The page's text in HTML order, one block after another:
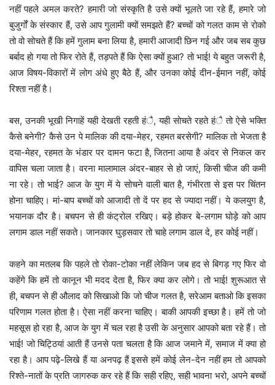
नहीं पहले अमल करते? हमारी जो संस्कृति है उसे क्यों भूलते जा रहे हैं, हमारे जो
बुजुर्गों के संस्कार हैं, उसे आप गुलामी क्यों समझते हैं? बच्चों को गलत काम से रोको
तो वो सोचते हैं कि हमें गुलाम बना लिया है, हमारी आजादी छिन गई और जब सब कुछ
बर्बाद हो गया तो फिर रोते हैं, तड़पते हैं कि ऐसा क्यों हुआ? तो भाई! ये बहुत जरूरी है,
आज विषय-विकारों में लोग अंधे हुए बैठे हैं, और उनका कोई दीन-ईमान नहीं, कोई
रिश्ता नहीं है।
बस, उनकी भूखी निगाहें यही देखती रहती हंै, यही सोचते रहते हंै तो ऐसे भक्ति
कैसे बनेगी? कैसे उन पे मालिक की दया-मेहर, रहमत बरसेगी? मालिक तो भेजता है
दया-मेहर, रहमत के भंडार पर दामन फटा है, जितना आया है अंदर से निकल कर
वापिस चला जाता है। वरना मालामाल अंदर-बाहर से हो जाएं, किसी चीज की कमी
ना रहे। तो भाई? आज के युग में ये सोचने वाली बात है, गंभीरता से इस पर चिंतन
होना चाहिए। मां-बाप बच्चों को आजादी तो दें पर हद से ज्यादा नहीं। ये कलयुग है,
भयानक दौर है। बचपन से ही कंट्रोल रखिए। बड़े होकर बे-लगाम घोड़े को आप
लगाम डाल नहीं सकते। जानकार घुड़सवार तो चाहे लगाम डाल दे, हर कोई नहीं।
कहने का मतलब कि पहले तो रोका-टोका नहीं लेकिन जब हद से बिगड़ गए फिर वो
कहेंगे कि हमें तो कानून भी मदद देता है, फिर क्या कर लोगे। तो भाई! शुरूआत से
ही, बचपन से ही औलाद को सिखाओ कि जो चीज गलत है, सरेआम बताओ कि इसका
परिणाम गलत होता है। ऐसा नहीं करना चाहिए। बाकी आपकी इच्छा है। हमें तो जो
महसूस हो रहा है, आज के युग में चल रहा है उसी के अनुसार आपको बता रहे हैं। तो
भाई! जो चिट्ठियां आती हैं उनसे पता चलता है कि आज जमाने में, समाज में क्या हो
रहा है। आप पढ़े-लिखे हैं या अनपढ़ हैं इससे हमें कोई लेन-देन नहीं हम तो आपको
रिश्ते-नातों के प्रति जागरुक कर रहे हैं कि सही रहिए, सही भावना भरो, अपने बच्चों